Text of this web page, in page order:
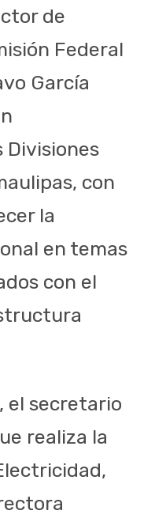
de
Federal
García
Divisiones
con
la
en temas
con el
el secretario
realiza la